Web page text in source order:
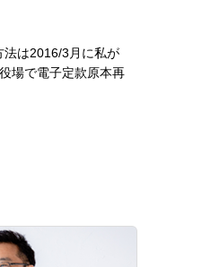
法は2016/3月に私が
場で電子定款原本再